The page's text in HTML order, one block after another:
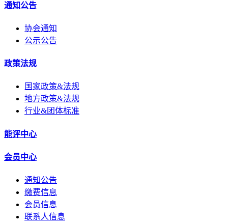
通知公告
协会通知
公示公告
政策法规
国家政策&法规
地方政策&法规
行业&团体标准
能评中心
会员中心
通知公告
缴费信息
会员信息
联系人信息